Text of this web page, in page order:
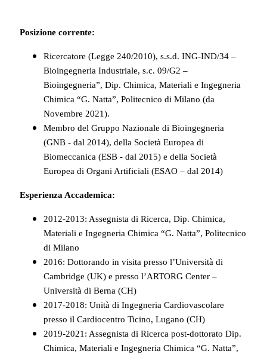
Posizione corrente:
Ricercatore (Legge 240/2010), s.s.d. ING-IND/34 –
Bioingegneria Industriale, s.c. 09/G2 –
Bioingegneria”, Dip. Chimica, Materiali e Ingegneria
Chimica “G. Natta”, Politecnico di Milano (da
Novembre 2021).
Membro del Gruppo Nazionale di Bioingegneria
(GNB - dal 2014), della Società Europea di
Biomeccanica (ESB - dal 2015) e della Società
Europea di Organi Artificiali (ESAO – dal 2014)
Esperienza Accademica:
2012-2013: Assegnista di Ricerca, Dip. Chimica,
Materiali e Ingegneria Chimica “G. Natta”, Politecnico
di Milano
2016: Dottorando in visita presso l’Università di
Cambridge (UK) e presso l’ARTORG Center –
Università di Berna (CH)
2017-2018: Unità di Ingegneria Cardiovascolare
presso il Cardiocentro Ticino, Lugano (CH)
2019-2021: Assegnista di Ricerca post-dottorato Dip.
Chimica, Materiali e Ingegneria Chimica “G. Natta”,